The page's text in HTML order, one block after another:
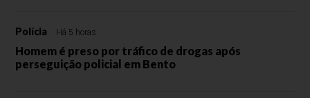
Polícia Há 5 horas
Homem é preso por tráfico de drogas após
perseguição policial em Bento